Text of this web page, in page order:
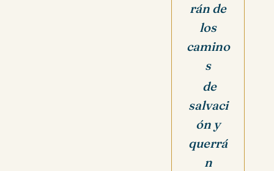
rán de
los
camino
s
de
salvaci
ón y
querrá
n